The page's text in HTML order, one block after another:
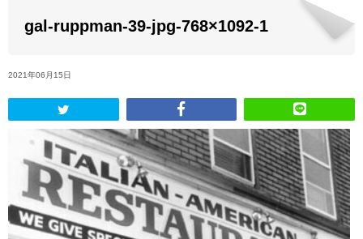
三分で学ぶマフィア暗黒史 名言・悩み相談
映画・ドラマ紹介 映画雑学
時事ニュース 書籍紹介
gal-ruppman-39-jpg-768×1092-1
2021年06月15日